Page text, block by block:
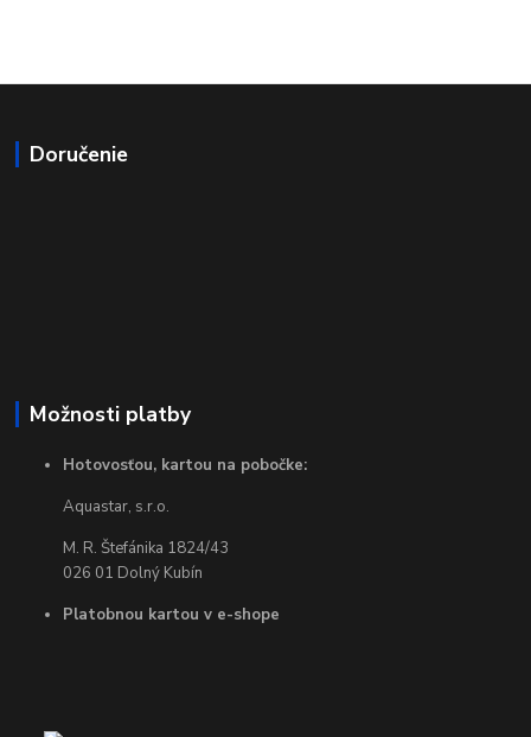
Doručenie
Možnosti platby
Hotovosťou, kartou na pobočke:
Aquastar, s.r.o.
M. R. Štefánika 1824/43
026 01 Dolný Kubín
Platobnou kartou v e-shope